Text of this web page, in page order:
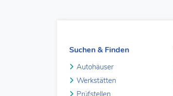
Suchen & Finden
Autohäuser
Werkstätten
Prüfstellen